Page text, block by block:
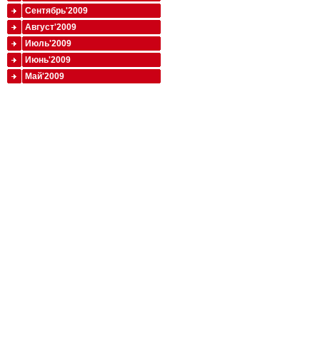
Сентябрь'2009
Август'2009
Июль'2009
Июнь'2009
Май'2009